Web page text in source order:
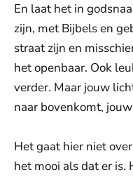
En laat het in
zijn, met Bijbels en
straat zijn en
het openbaar. Ook
verder. Maar jouw
naar bovenkomt,
Het gaat hier niet
het mooi als dat er